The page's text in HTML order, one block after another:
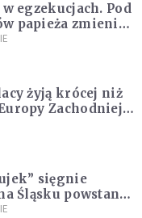
w egzekucjach. Pod
papieża zmienił
żyją krócej niż
Zachodniej?
główne
sięgnie
Śląsku powstanie